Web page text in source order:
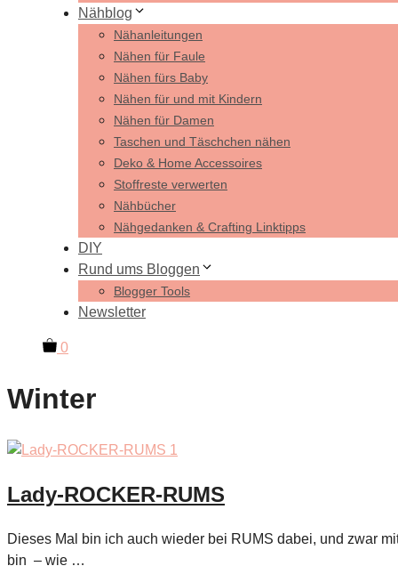
Nähblog
Nähanleitungen
Nähen für Faule
Nähen fürs Baby
Nähen für und mit Kindern
Nähen für Damen
Taschen und Täschchen nähen
Deko & Home Accessoires
Stoffreste verwerten
Nähbücher
Nähgedanken & Crafting Linktipps
DIY
Rund ums Bloggen
Blogger Tools
Newsletter
0
Winter
Lady-ROCKER-RUMS
Dieses Mal bin ich auch wieder bei RUMS dabei, und zwar
bin – wie …